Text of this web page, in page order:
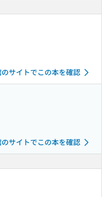
サイトでこの本を確認
サイトでこの本を確認